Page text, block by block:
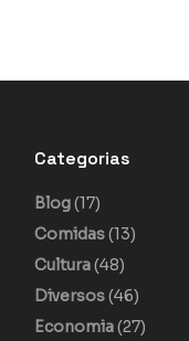
Categorias
Blog(17)
Comidas(13)
Cultura(48)
Diversos(46)
Economia(27)